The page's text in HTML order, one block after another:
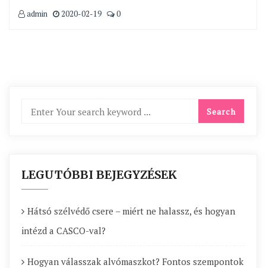
admin
2020-02-19 0
LEGUTÓBBI BEJEGYZÉSEK
Hátsó szélvédő csere – miért ne halassz, és hogyan
intézd a CASCO-val?
Hogyan válasszak alvómaszkot? Fontos szempontok